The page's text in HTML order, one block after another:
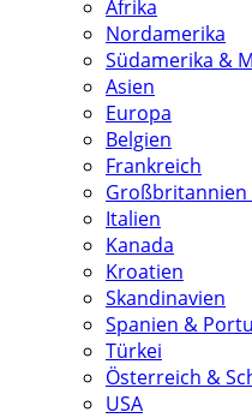
Afrika
Nordamerika
Südamerika &
Asien
Europa
Belgien
Frankreich
Großbritannien
Italien
Kanada
Kroatien
Skandinavien
Spanien &
Türkei
Österreich &
USA